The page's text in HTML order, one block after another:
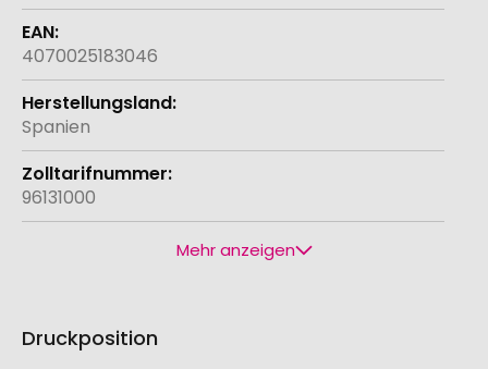
4070025183046
Spanien
96131000
Mehr anzeigen
Druckposition